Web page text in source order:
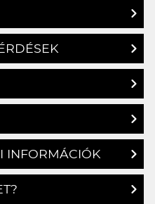
INFORMÁCIÓK